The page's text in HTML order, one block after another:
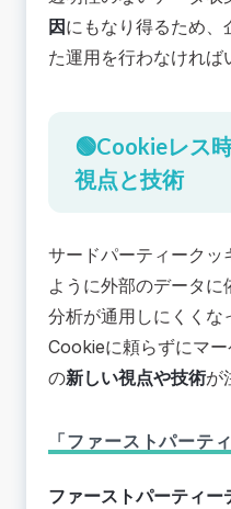
因 にもなり得るため、
た運用を行わなければ
🟢Cookieレス
視点と技術
サードパーティークッ
ように外部のデータ
分析が通用しにくくな
Cookieに頼らずにマ
の新しい視点や技術が
「ファーストパーテ
ファーストパーティー